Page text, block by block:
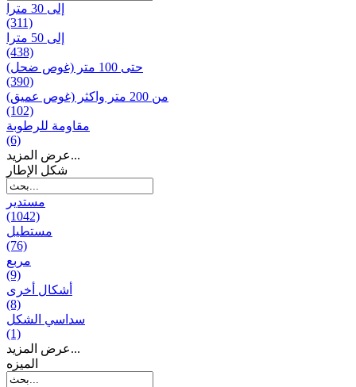
إلى 30 مترا
(311)
إلى 50 مترا
(438)
حتى 100 متر (غوص ضحل)
(390)
من 200 متر واکثر (غوص عميق)
(102)
مقاومة للرطوبة
(6)
عرض المزيد...
شكل الإطار
مستدير
(1042)
مستطيل
(76)
مربع
(9)
أشكال أخرى
(8)
سداسي الشكل
(1)
عرض المزيد...
المیزه